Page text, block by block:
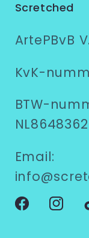
Scretched
ArtePBvB
KvK-
BTW-
Email:
Facebook